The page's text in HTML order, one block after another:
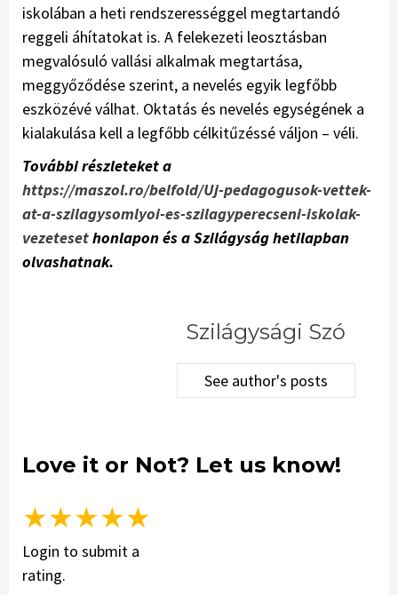
iskolában a heti rendszerességgel megtartandó
reggeli áhítatokat is. A felekezeti leosztásban
megvalósuló vallási alkalmak megtartása,
meggyőződése szerint, a nevelés egyik legfőbb
eszközévé válhat. Oktatás és nevelés egységének a
kialakulása kell a legfőbb célkitűzéssé váljon – véli.
További részleteket a
https://maszol.ro/belfold/Uj-pedagogusok-vettek-
at-a-szilagysomlyoi-es-szilagyperecseni-iskolak-
vezetesethonlapon és a Szilágyság hetilapban
olvashatnak.
Szilágysági Szó
See author's posts
Love it or Not? Let us know!
★★★★★
Login to submit a
rating.